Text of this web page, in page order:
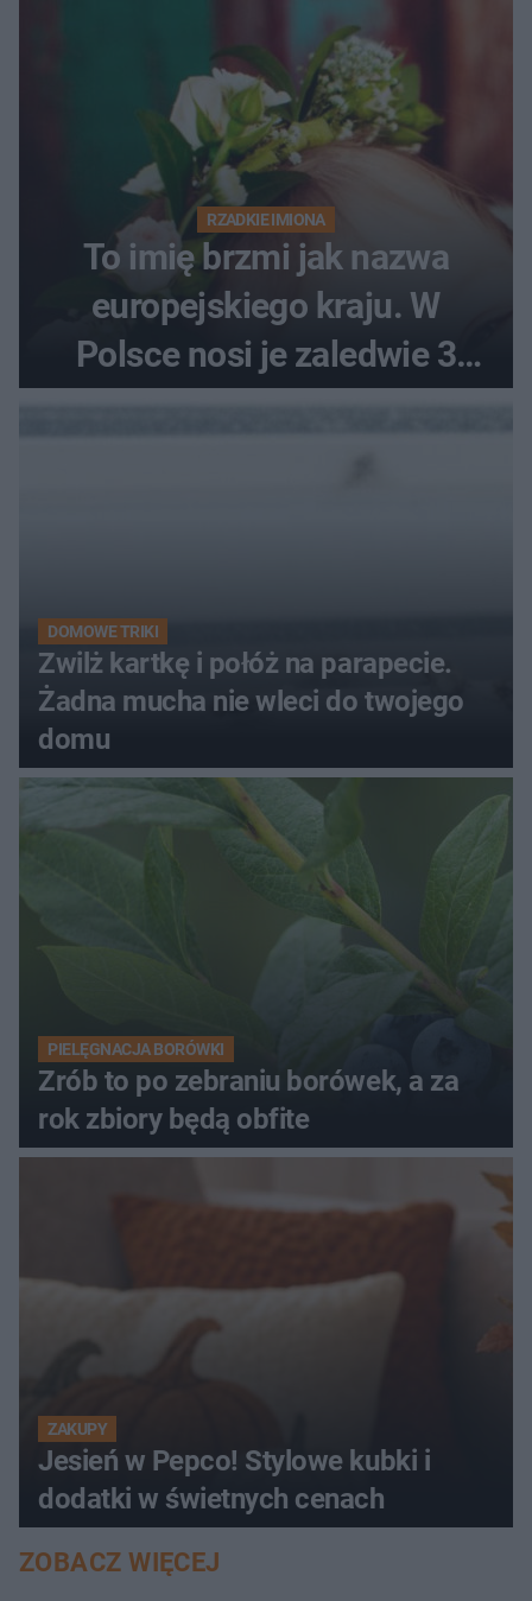
RZADKIE IMIONA
To imię brzmi jak nazwa
europejskiego kraju. W
Polsce nosi je zaledwie 3
DOMOWE TRIKI
Zwilż kartkę i połóż na parapecie.
Żadna mucha nie wleci do twojego
domu
PIELĘGNACJA BORÓWKI
Zrób to po zebraniu borówek, a za
rok zbiory będą obfite
ZAKUPY
Jesień w Pepco! Stylowe kubki i
dodatki w świetnych cenach
ZOBACZ WIĘCEJ